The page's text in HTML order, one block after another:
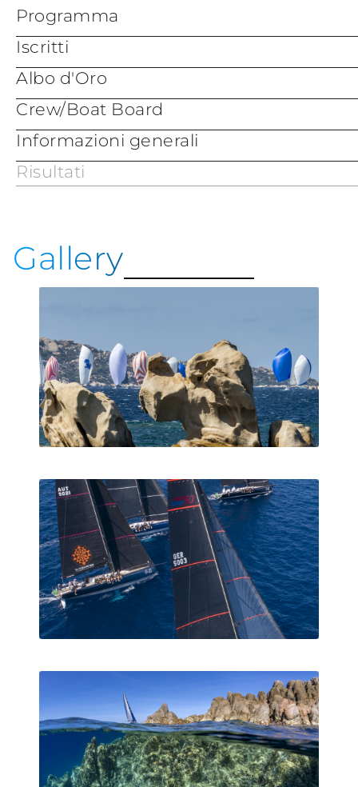
Programma
Iscritti
Albo d'Oro
Crew/Boat Board
Informazioni generali
Servizi e Informazioni
Mappa di Porto Cervo
Risultati
Gallery